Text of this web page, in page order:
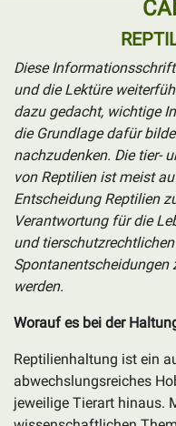
Diese
und die Lektüre
dazu gedacht, wichtige
die Grundlage dafür
nachzudenken. Die tier-
von Reptilien ist meist
Entscheidung Reptilien
Verantwortung für die
und
Spontanentscheidungen
werden.
Worauf es bei der
Reptilienhaltung ist ein
abwechslungsreiches
jeweilige Tierart hinaus.